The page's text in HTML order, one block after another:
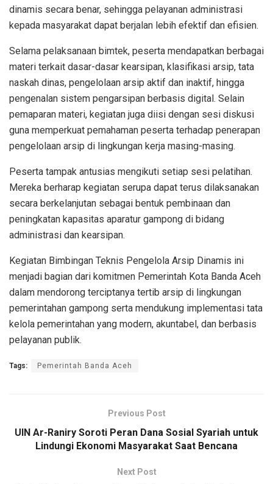
dinamis secara benar, sehingga pelayanan administrasi
kepada masyarakat dapat berjalan lebih efektif dan efisien.
Selama pelaksanaan bimtek, peserta mendapatkan berbagai
materi terkait dasar-dasar kearsipan, klasifikasi arsip, tata
naskah dinas, pengelolaan arsip aktif dan inaktif, hingga
pengenalan sistem pengarsipan berbasis digital. Selain
pemaparan materi, kegiatan juga diisi dengan sesi diskusi
guna memperkuat pemahaman peserta terhadap penerapan
pengelolaan arsip di lingkungan kerja masing-masing.
Peserta tampak antusias mengikuti setiap sesi pelatihan.
Mereka berharap kegiatan serupa dapat terus dilaksanakan
secara berkelanjutan sebagai bentuk pembinaan dan
peningkatan kapasitas aparatur gampong di bidang
administrasi dan kearsipan.
Kegiatan Bimbingan Teknis Pengelola Arsip Dinamis ini
menjadi bagian dari komitmen Pemerintah Kota Banda Aceh
dalam mendorong terciptanya tertib arsip di lingkungan
pemerintahan gampong serta mendukung implementasi tata
kelola pemerintahan yang modern, akuntabel, dan berbasis
pelayanan publik.
Tags: Pemerintah Banda Aceh
Previous Post
UIN Ar-Raniry Soroti Peran Dana Sosial Syariah untuk
Lindungi Ekonomi Masyarakat Saat Bencana
Next Post